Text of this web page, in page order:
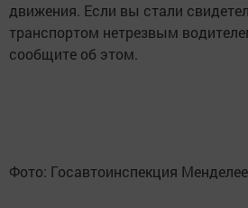
движения. Если вы стали
транспортом нетрезвым
сообщите об этом.
Фото: Госавтоинспекция